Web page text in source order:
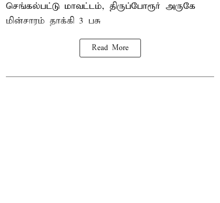
செங்கல்பட்டு மாவட்டம், திருப்போரூர் அருகே
மின்சாரம் தாக்கி 3 பசு
Read More